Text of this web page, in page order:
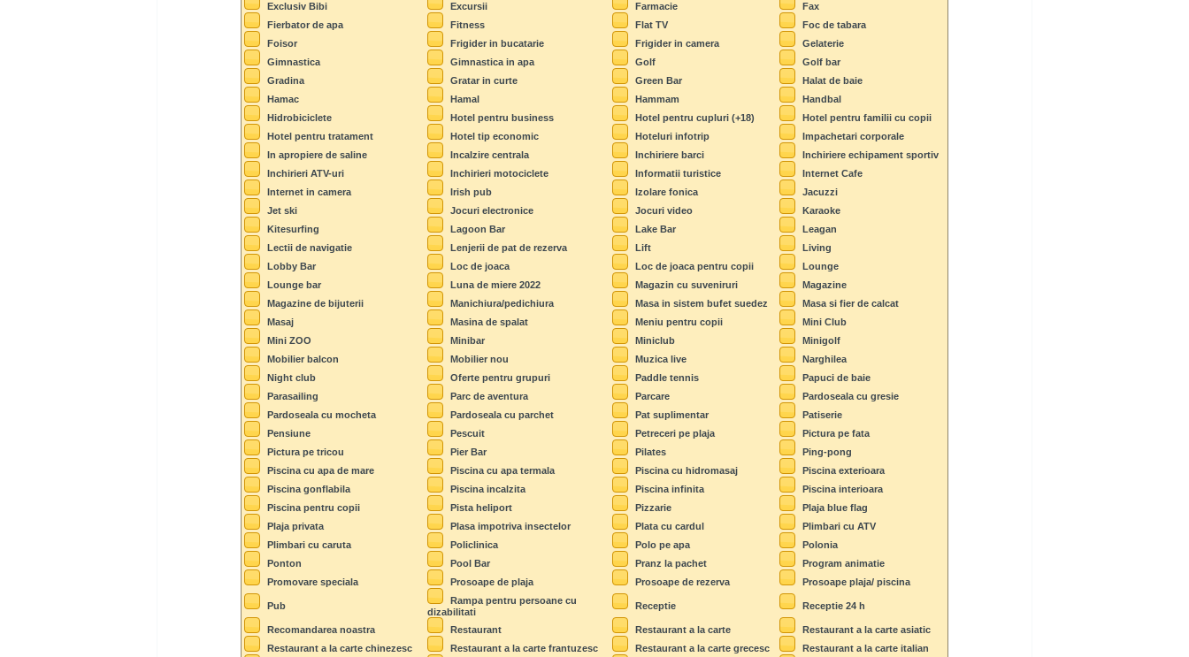
Exclusiv Bibi
Excursii Farmacie
Fax
Fierbator de apa
Fitness Flat TV
Foc de tabara
Foisor
Frigider in bucatarie Frigider in camera
Gelaterie
Gimnastica
Gimnastica in apa Golf
Golf bar
Gradina
Gratar in curte Green Bar
Halat de baie
Hamac
Hamal Hammam
Handbal
Hidrobiciclete
Hotel pentru business Hotel pentru cupluri (+18)
Hotel pentru familii cu copii
Hotel pentru tratament
Hotel tip economic Hoteluri infotrip
Impachetari corporale
In apropiere de saline
Incalzire centrala Inchiriere barci
Inchiriere echipament sportiv
Inchirieri ATV-uri
Inchirieri motociclete Informatii turistice
Internet Cafe
Internet in camera
Irish pub Izolare fonica
Jacuzzi
Jet ski
Jocuri electronice Jocuri video
Karaoke
Kitesurfing
Lagoon Bar Lake Bar
Leagan
Lectii de navigatie
Lenjerii de pat de rezerva Lift
Living
Lobby Bar
Loc de joaca Loc de joaca pentru copii
Lounge
Lounge bar
Luna de miere 2022 Magazin cu suveniruri
Magazine
Magazine de bijuterii
Manichiura/pedichiura Masa in sistem bufet suedez
Masa si fier de calcat
Masaj
Masina de spalat Meniu pentru copii
Mini Club
Mini ZOO
Minibar Miniclub
Minigolf
Mobilier balcon
Mobilier nou Muzica live
Narghilea
Night club
Oferte pentru grupuri Paddle tennis
Papuci de baie
Parasailing
Parc de aventura Parcare
Pardoseala cu gresie
Pardoseala cu mocheta
Pardoseala cu parchet Pat suplimentar
Patiserie
Pensiune
Pescuit Petreceri pe plaja
Pictura pe fata
Pictura pe tricou
Pier Bar Pilates
Ping-pong
Piscina cu apa de mare
Piscina cu apa termala Piscina cu hidromasaj
Piscina exterioara
Piscina gonflabila
Piscina incalzita Piscina infinita
Piscina interioara
Piscina pentru copii
Pista heliport Pizzarie
Plaja blue flag
Plaja privata
Plasa impotriva insectelor Plata cu cardul
Plimbari cu ATV
Plimbari cu caruta
Policlinica Polo pe apa
Polonia
Ponton
Pool Bar Pranz la pachet
Program animatie
Promovare speciala
Prosoape de plaja Prosoape de rezerva Prosoape plaja/ piscina
Pub
Rampa pentru persoane cu
dizabilitati
Receptie Receptie 24 h
Recomandarea noastra Restaurant Restaurant a la carte
Restaurant a la carte asiatic
Restaurant a la carte chinezesc
Restaurant a la carte frantuzesc Restaurant a la carte grecesc
Restaurant a la carte italian